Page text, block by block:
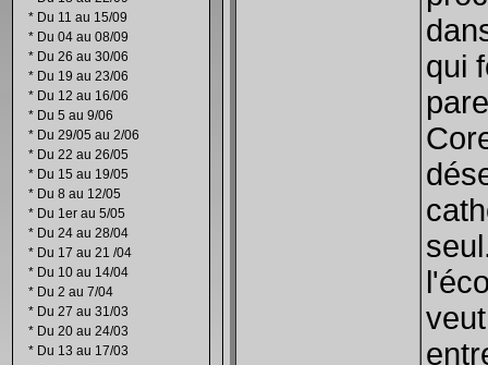
* Du 11 au 15/09
* Du 04 au 08/09
* Du 26 au 30/06
* Du 19 au 23/06
* Du 12 au 16/06
* Du 5 au 9/06
* Du 29/05 au 2/06
* Du 22 au 26/05
* Du 15 au 19/05
* Du 8 au 12/05
* Du 1er au 5/05
* Du 24 au 28/04
* Du 17 au 21 /04
* Du 10 au 14/04
* Du 2 au 7/04
* Du 27 au 31/03
* Du 20 au 24/03
* Du 13 au 17/03
qui